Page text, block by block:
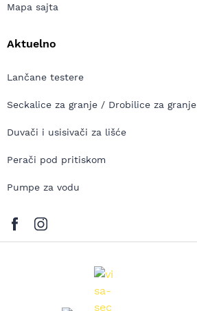
Mapa sajta
Aktuelno
Lančane testere
Seckalice za granje / Drobilice za granje
Duvači i usisivači za lišće
Perači pod pritiskom
Pumpe za vodu